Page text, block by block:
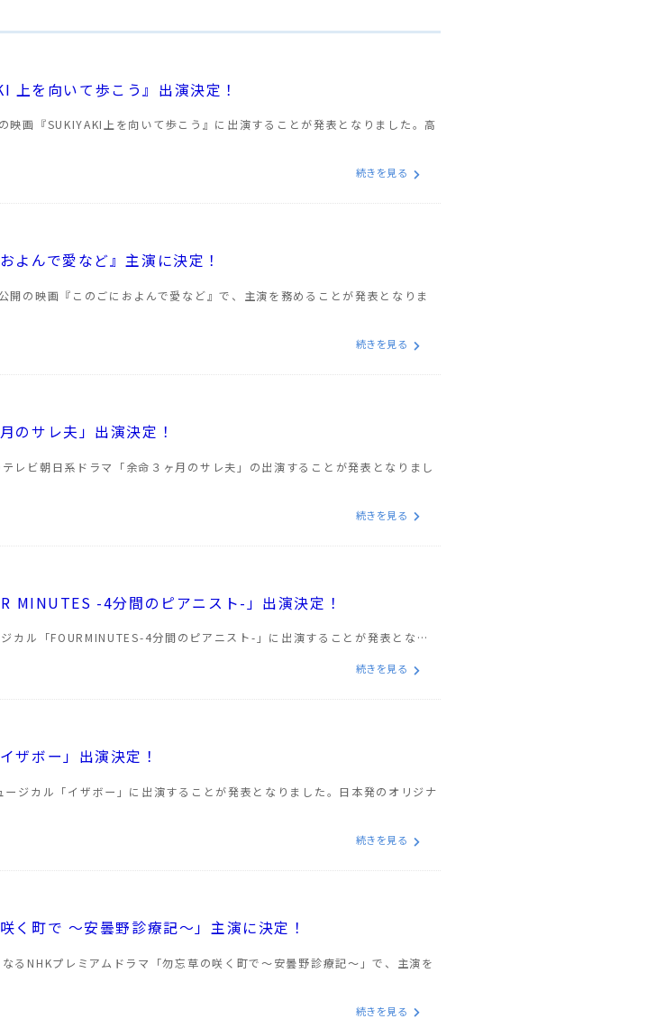
を向いて歩こう』出演決定！
画『SUKIYAKI上を向いて歩こう』に出演することが発表となりました。高
続きを見る
んで愛など』主演に決定！
の映画『このごにおよんで愛など』で、主演を務めることが発表となりま
続きを見る
サレ夫」出演決定！
レビ朝日系ドラマ「余命３ヶ月のサレ夫」の出演することが発表となりまし
続きを見る
MINUTES -4分間のピアニスト-」出演決定！
カル「FOURMINUTES-4分間のピアニスト-」に出演することが発表とな…
続きを見る
ボー」出演決定！
ジカル「イザボー」に出演することが発表となりました。日本発のオリジナ
続きを見る
町で ～安曇野診療記～」主演に決定！
るNHKプレミアムドラマ「勿忘草の咲く町で～安曇野診療記～」で、主演を
続きを見る